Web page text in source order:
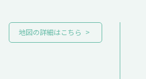
地図の詳細はこちら